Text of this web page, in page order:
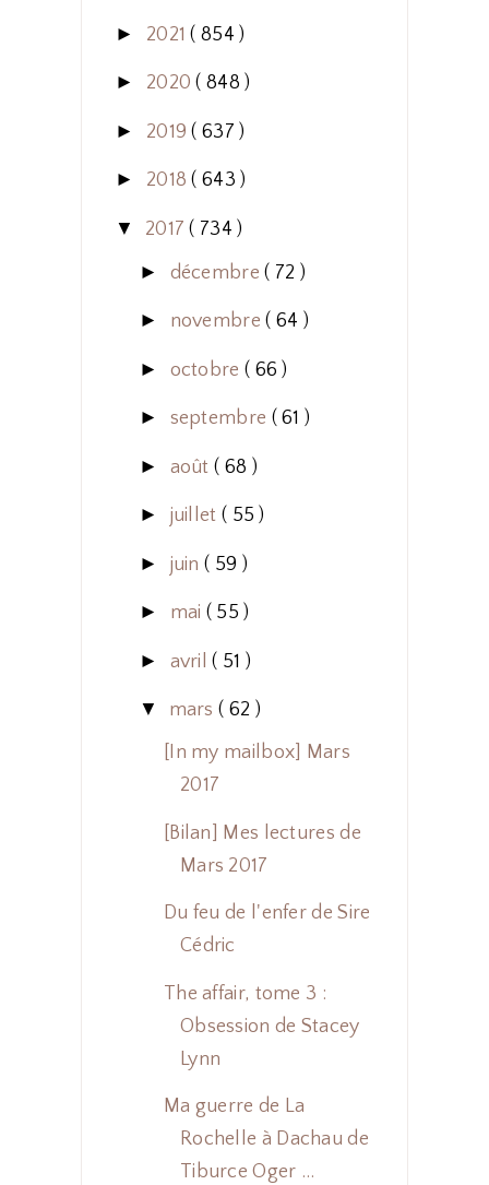
► 2021( 854 )
► 2020( 848 )
► 2019( 637 )
► 2018( 643 )
▼ 2017( 734 )
► décembre( 72 )
► novembre( 64 )
► octobre ( 66 )
► septembre ( 61 )
► août ( 68 )
► juillet ( 55 )
► juin ( 59 )
► mai ( 55 )
► avril( 51 )
▼ mars( 62 )
[In my mailbox] Mars
2017
[Bilan] Mes lectures de
Mars 2017
Du feu de l'enfer de Sire
Cédric
The affair, tome 3 :
Obsession de Stacey
Lynn
Ma guerre de La
Rochelle à Dachau de
Tiburce Oger ...